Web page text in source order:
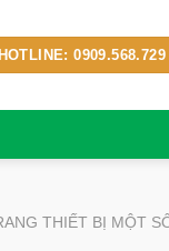
HOTLINE: 0909.568.729
THIẾT BỊ MỘT